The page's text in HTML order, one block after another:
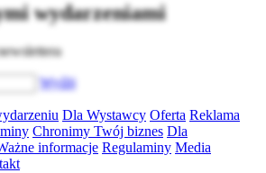
wydarzeniami
Wyślij
Dla Wystawcy Oferta Reklama
Chronimy Twój biznes Dla
informacje Regulaminy Media